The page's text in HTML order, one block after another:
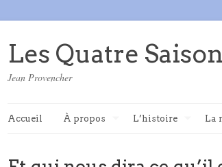
Les Quatre
Jean Provencher
Accueil À propos L’histoire La